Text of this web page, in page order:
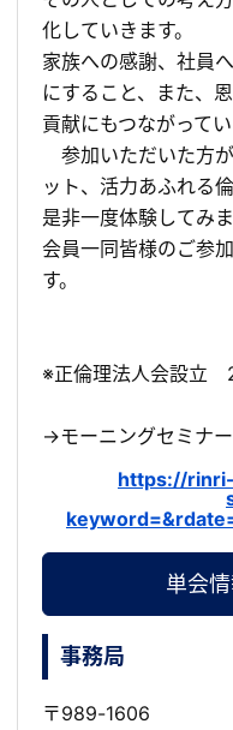
化していきます。
家族への感謝、社員
にすること、また、
貢献にもつながってい
参加いただいた方
ット、活力あふれる
是非一度体験してみ
会員一同皆様のご参
す。
※正倫理法人会設立
→モーニングセミナ
https://
単会
事務局
〒989-1606